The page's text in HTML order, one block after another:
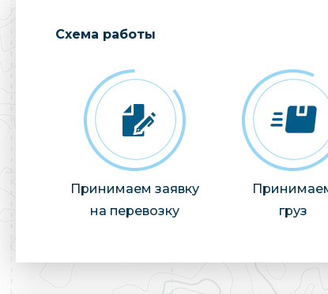
Cхема работы
Принимаем заявку
на перевозку
груз